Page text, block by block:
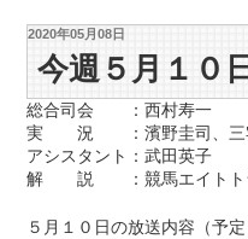
2020年05月08日
今週５月１０
総合司会 ：西村寿一
実 況 ：濱野圭司、三宅
アシスタント：武田英子
解 説 ：競馬エイトト
５月１０日の放送内容（予定